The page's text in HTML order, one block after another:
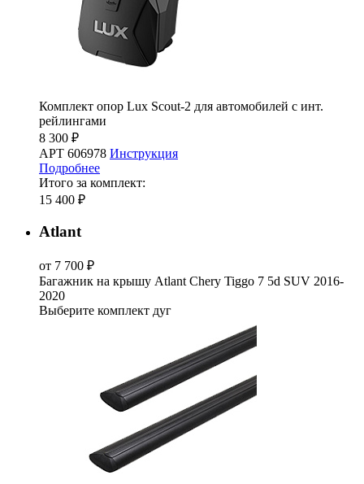
Комплект опор Lux Scout-2 для автомобилей с инт.
рейлингами
8 300 ₽
АРТ 606978 Инструкция
Подробнее
Итого за комплект:
15 400 ₽
Atlant
от 7 700 ₽
Багажник на крышу Atlant Chery Tiggo 7 5d SUV 2016-
2020
Выберите комплект дуг